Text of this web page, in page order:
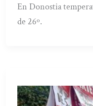
En Donostia
de 26º.